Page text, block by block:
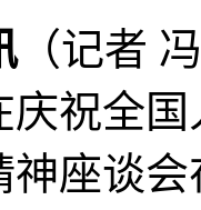
（记者
庆祝全
神座谈